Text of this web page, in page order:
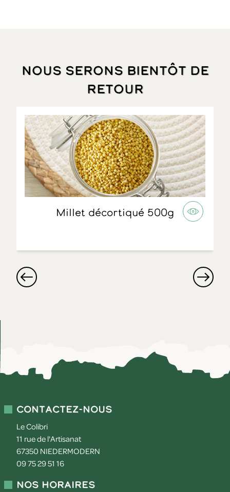
Nous serons bientôt de
retour
Millet décortiqué 500g
Contactez-nous
Le Colibri
11 rue de l'Artisanat
67350 NIEDERMODERN
09 75 29 51 16
Nos horaires